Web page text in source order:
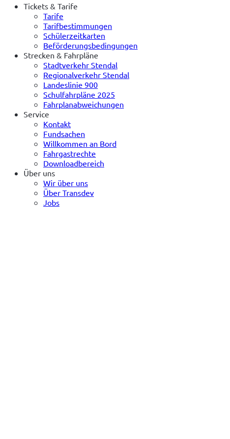
Tickets & Tarife
Tarife
Tarifbestimmungen
Schülerzeitkarten
Beförderungsbedingungen
Strecken & Fahrpläne
Stadtverkehr Stendal
Regionalverkehr Stendal
Landeslinie 900
Schulfahrpläne 2025
Fahrplanabweichungen
Service
Kontakt
Fundsachen
Willkommen an Bord
Fahrgastrechte
Downloadbereich
Über uns
Wir über uns
Über Transdev
Jobs